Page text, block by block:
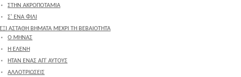
ΣΤΗΝ ΑΚΡΟΠΟΤΑΜΙΑ
Σ' ΕΝΑ ΦΙΛΙ
ΕΞΙ ΑΣΤΑΘΗ ΒΗΜΑΤΑ ΜΕΧΡΙ ΤΗ ΒΕΒΑΙΟΤΗΤΑ
Ο ΜΗΝΑΣ
Η ΕΛΕΝΗ
ΗΤΑΝ ΕΝΑΣ ΑΠ' ΑΥΤΟΥΣ
ΑΛΛΟΤΡΙΩΣΕΙΣ